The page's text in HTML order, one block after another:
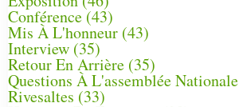
Conférence(43)
Mis À L'honneur (43)
Interview (35)
Retour En Arrière (35)
Questions À L'assemblée Nationale
Rivesaltes (33)